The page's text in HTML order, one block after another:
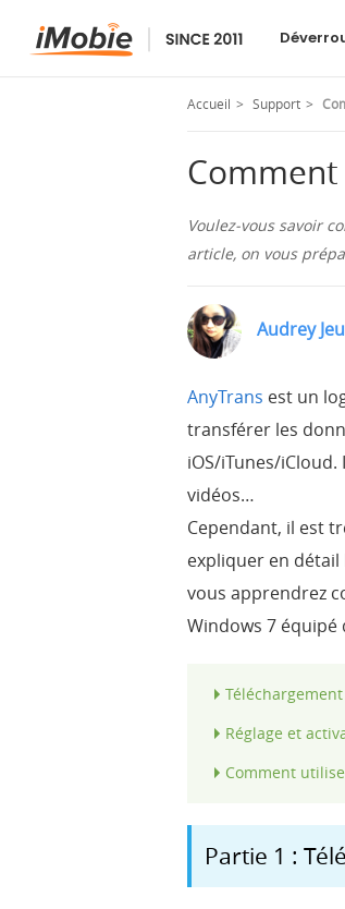
AnyTrans
Accueil Support
Voulez-vous savoir
article, on vous
Audrey
AnyTrans est un
transférer les
iOS/iTunes/
vidéos…
Cependant, il est
expliquer en détail
vous apprendrez
Windows 7
Téléchargement
Réglage et
Comment
Partie 1 :